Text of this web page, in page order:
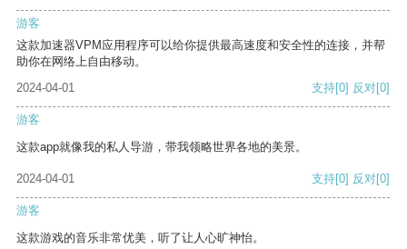
游客
这款加速器VPM应用程序可以给你提供最高速度和安全性的连接，并帮
助你在网络上自由移动。
2024-04-01
支持[0] 反对[0]
游客
这款app就像我的私人导游，带我领略世界各地的美景。
2024-04-01 支持[0] 反对[0]
游客
这款游戏的音乐非常优美，听了让人心旷神怡。